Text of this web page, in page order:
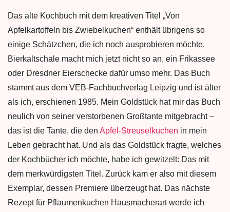
Das alte Kochbuch mit dem kreativen Titel „Von
Apfelkartoffeln bis Zwiebelkuchen“ enthält übrigens so
einige Schätzchen, die ich noch ausprobieren möchte.
Bierkaltschale macht mich jetzt nicht so an, ein Frikassee
oder Dresdner Eierschecke dafür umso mehr. Das Buch
stammt aus dem VEB-Fachbuchverlag Leipzig und ist älter
als ich, erschienen 1985. Mein Goldstück hat mir das Buch
neulich von seiner verstorbenen Großtante mitgebracht –
das ist die Tante, die den Apfel-Streuselkuchen in mein
Leben gebracht hat. Und als das Goldstück fragte, welches
der Kochbücher ich möchte, habe ich gewitzelt: Das mit
dem merkwürdigsten Titel. Zurück kam er also mit diesem
Exemplar, dessen Premiere überzeugt hat. Das nächste
Rezept für Pflaumenkuchen Hausmacherart werde ich